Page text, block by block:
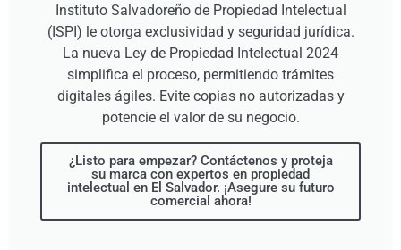
Instituto Salvadoreño de Propiedad Intelectual
(ISPI) le otorga exclusividad y seguridad jurídica.
La nueva Ley de Propiedad Intelectual 2024
simplifica el proceso, permitiendo trámites
digitales ágiles. Evite copias no autorizadas y
potencie el valor de su negocio.
¿Listo para empezar? Contáctenos y proteja
su marca con expertos en propiedad
intelectual en El Salvador. ¡Asegure su futuro
comercial ahora!